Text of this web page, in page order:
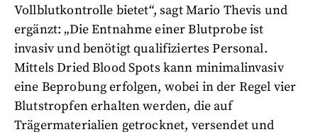
Vollblutkontrolle bietet“, sagt Mario Thevis und
ergänzt: „Die Entnahme einer Blutprobe ist
invasiv und benötigt qualifiziertes Personal.
Mittels Dried Blood Spots kann minimalinvasiv
eine Beprobung erfolgen, wobei in der Regel vier
Blutstropfen erhalten werden, die auf
Trägermaterialien getrocknet, versendet und